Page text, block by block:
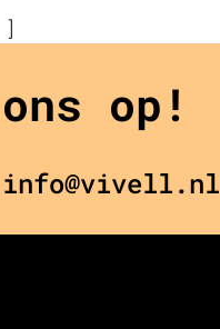
]
op!